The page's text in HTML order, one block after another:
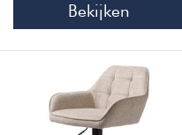
Bekijken